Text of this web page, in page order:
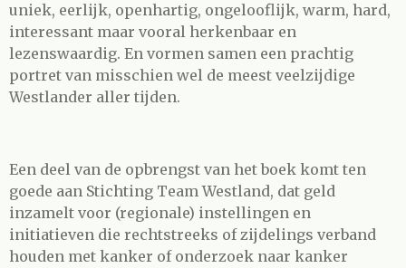
uniek, eerlijk, openhartig, ongelooflijk, warm, hard,
interessant maar vooral herkenbaar en
lezenswaardig. En vormen samen een prachtig
portret van misschien wel de meest veelzijdige
Westlander aller tijden.
Een deel van de opbrengst van het boek komt ten
goede aan Stichting Team Westland, dat geld
inzamelt voor (regionale) instellingen en
initiatieven die rechtstreeks of zijdelings verband
houden met kanker of onderzoek naar kanker